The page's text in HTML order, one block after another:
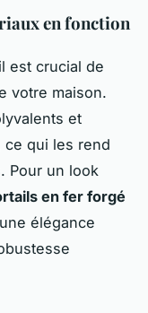
en fonction
est crucial de
votre maison.
et
qui les rend
Pour un look
en fer forgé
élégance